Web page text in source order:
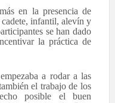
en la presencia de
cadete, infantil, alevín y
se han dado
la práctica de
a rodar a las
el trabajo de los
posible el buen